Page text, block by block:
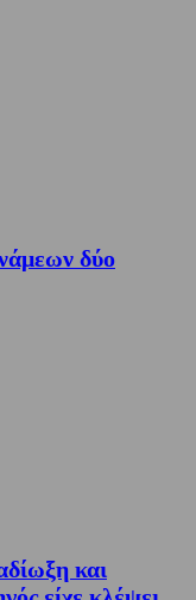
δύο
και